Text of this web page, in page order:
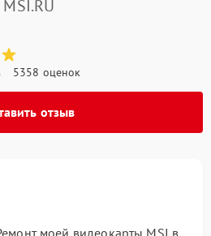
MSI.RU
5358 оценок
отзыв
моей видеокарты MSI в